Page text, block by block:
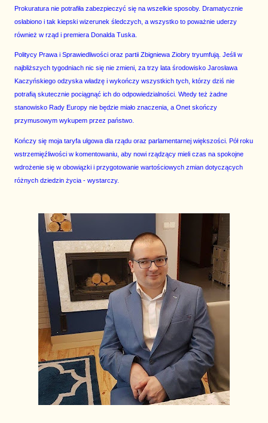
Prokuratura nie potrafiła zabezpieczyć się na wszelkie sposoby. Dramatycznie
osłabiono i tak kiepski wizerunek śledczych, a wszystko to poważnie uderzy
również w rząd i premiera Donalda Tuska.
Politycy Prawa i Sprawiedliwości oraz partii Zbigniewa Ziobry tryumfują. Jeśli w
najbliższych tygodniach nic się nie zmieni, za trzy lata środowisko Jarosława
Kaczyńskiego odzyska władzę i wykończy wszystkich tych, którzy dziś nie
potrafią skutecznie pociągnąć ich do odpowiedzialności. Wtedy też żadne
stanowisko Rady Europy nie będzie miało znaczenia, a Onet skończy
przymusowym wykupem przez państwo.
Kończy się moja taryfa ulgowa dla rządu oraz parlamentarnej większości. Pół roku
wstrzemięźliwości w komentowaniu, aby nowi rządzący mieli czas na spokojne
wdrożenie się w obowiązki i przygotowanie wartościowych zmian dotyczących
różnych dziedzin życia - wystarczy.